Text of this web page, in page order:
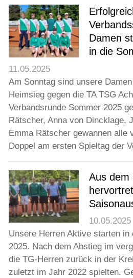
Damen
in die
11.05.2025
Am Sonntag sind unsere
Heimsieg gegen die TA TSG
Verbandsrunde Sommer 2025
Rätscher, Anna von Dincklage,
Emma Rätscher gewannen alle
Doppel am ersten Spieltag der
Aus dem
10.05.2025
Unsere Herren Aktive starten in
2025. Nach dem Abstieg im
die TG-Herren zurück in der
zuletzt im Jahr 2022 spielten.